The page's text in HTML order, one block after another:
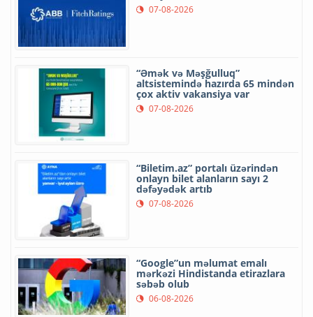
07-08-2026
“Əmək və Məşğulluq”
altsistemində hazırda 65 mindən
çox aktiv vakansiya var
07-08-2026
“Biletim.az” portalı üzərindən
onlayn bilet alanların sayı 2
dəfəyədək artıb
07-08-2026
“Google”un məlumat emalı
mərkəzi Hindistanda etirazlara
səbəb olub
06-08-2026